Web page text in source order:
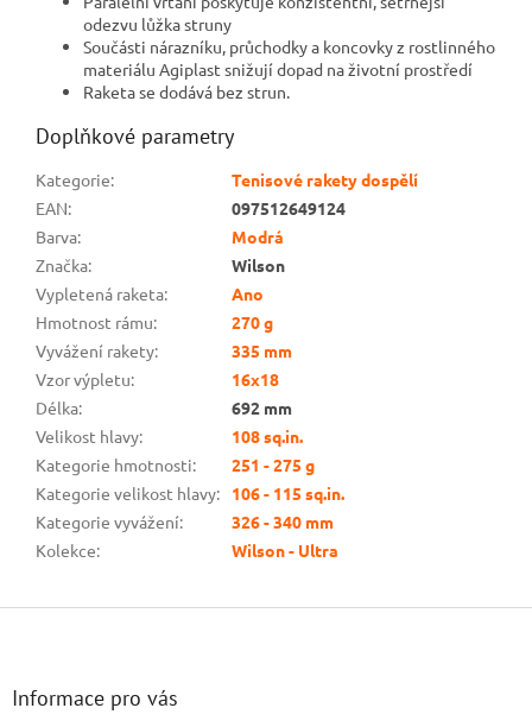
odezvu lůžka struny
Součásti nárazníku, průchodky a koncovky z rostlinného
materiálu Agiplast snižují dopad na životní prostředí
Raketa se dodává bez strun.
Doplňkové parametry
Kategorie:
Tenisové rakety dospělí
EAN:
097512649124
Barva:
Modrá
Značka:
Wilson
Vypletená raketa:
Ano
Hmotnost rámu:
270 g
Vyvážení rakety:
335 mm
Vzor výpletu:
16x18
Délka:
692 mm
Velikost hlavy:
108 sq.in.
Kategorie hmotnosti:
251 - 275 g
Kategorie velikost hlavy:
106 - 115 sq.in.
Kategorie vyvážení:
326 - 340 mm
Kolekce: Wilson - Ultra
Z
Informace pro vás